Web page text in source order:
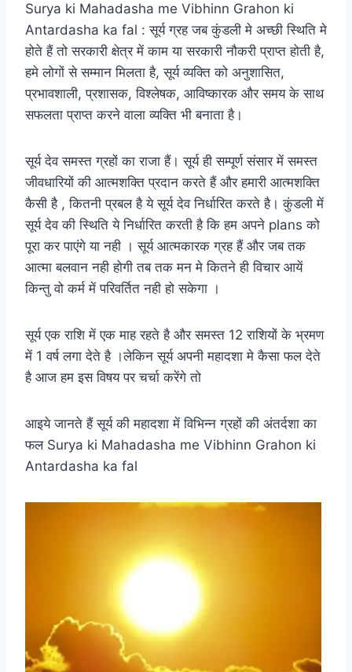
Surya ki Mahadasha me Vibhinn Grahon ki
Antardasha ka fal : सूर्य ग्रह जब कुंडली मे अच्छी स्थिति मे
होते हैं तो सरकारी क्षेत्र में काम या सरकारी नौकरी प्राप्त होती है,
हमे लोगों से सम्मान मिलता है, सूर्य व्यक्ति को अनुशासित,
प्रभावशाली, प्रशासक, विश्लेषक, आविष्कारक और समय के साथ
सफलता प्राप्त करने वाला व्यक्ति भी बनाता है।
सूर्य देव समस्त ग्रहों का राजा हैं। सूर्य ही सम्पूर्ण संसार में समस्त
जीवधारियों की आत्मशक्ति प्रदान करते हैं और हमारी आत्मशक्ति
कैसी है , कितनी प्रबल है ये सूर्य देव निर्धारित करते है। कुंडली में
सूर्य देव की स्थिति ये निर्धारित करती है कि हम अपने plans को
पूरा कर पाएंगे या नही । सूर्य आत्मकारक ग्रह हैं और जब तक
आत्मा बलवान नही होगी तब तक मन मे कितने ही विचार आयें
किन्तु वो कर्म में परिवर्तित नही हो सकेगा ।
सूर्य एक राशि में एक माह रहते है और समस्त 12 राशियों के भ्रमण
में 1 वर्ष लगा देते है ।लेकिन सूर्य अपनी महादशा मे कैसा फल देते
है आज हम इस विषय पर चर्चा करेंगे तो
आइये जानते हैं सूर्य की महादशा में विभिन्न ग्रहों की अंतर्दशा का
फल Surya ki Mahadasha me Vibhinn Grahon ki
Antardasha ka fal